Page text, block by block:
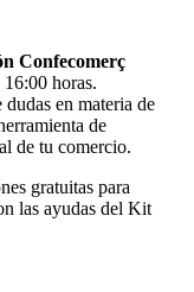
Confecomerç
horas.
en materia de
de
de tu comercio.
gratuitas para
las ayudas del Kit